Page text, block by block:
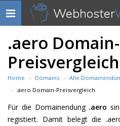
Navigation
anzeigen
Webhoster
.aero Domain-
Preisvergleich
Home Domains
Alle
.aero Domain-Preisvergleich
Für die Domainendung .aero
registiert. Damit belegt die